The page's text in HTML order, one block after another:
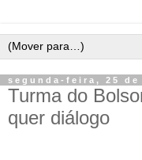
segunda-feira, 25 de
Turma do
quer diálogo